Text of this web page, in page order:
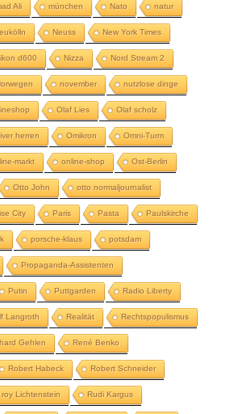
Ali münchen Nato natur
Neuss New York Times
d600 Nizza Nord Stream 2
november nutzlose dinge
Olaf Lies Olaf scholz
herren Omikron Omni-Turm
markt online-shop Ost-Berlin
Otto John otto normaljournalist
City Paris Pasta Paulskirche
porsche-klaus potsdam
Propaganda-Assistenten
Putin Puttgarden Radio Liberty
Langroth Realität Rechtspopulismus
Gehlen René Benko
Robert Habeck Robert Schneider
roy Lichtenstein Rudi Kargus